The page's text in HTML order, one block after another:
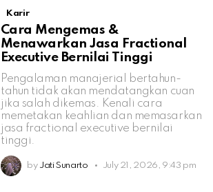
Karir
Cara Mengemas &
Menawarkan Jasa Fractional
Executive Bernilai Tinggi
Pengalaman manajerial bertahun-
tahun tidak akan mendatangkan cuan
jika salah dikemas. Kenali cara
memetakan keahlian dan memasarkan
jasa fractional executive bernilai
tinggi.
by Jati Sunarto July 21, 2026, 9:43 pm